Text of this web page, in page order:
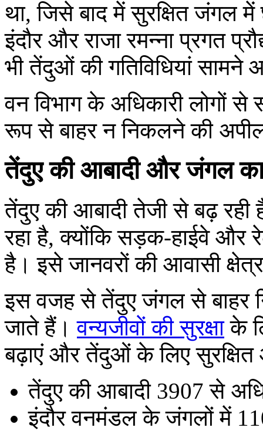
था, जिसे बाद में सुरक्षित जंगल
इंदौर और राजा रमन्ना प्रगत
भी तेंदुओं की गतिविधियां
वन विभाग के अधिकारी लोगों
रूप से बाहर न निकलने की
तेंदुए की आबादी और जंगल का
तेंदुए की आबादी तेजी से बढ़
रहा है, क्योंकि सड़क-हाईवे
है। इसे जानवरों की आवासी
इस वजह से तेंदुए जंगल से बाहर
जाते हैं।वन्यजीवों की सुरक्षाके
बढ़ाएं और तेंदुओं के लिए सुरक्षित
तेंदुए की आबादी 3907 से
इंदौर वनमंडल के जंगलों में